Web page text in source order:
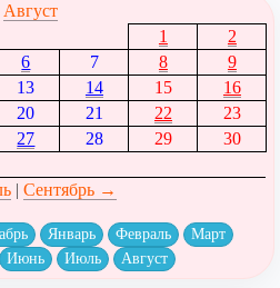
Август
1
2
6 7 8
9
13 14 15
16
20 21 22
23
27 28 29
30
| Сентябрь →
Январь Февраль
Март
Июнь Июль Август